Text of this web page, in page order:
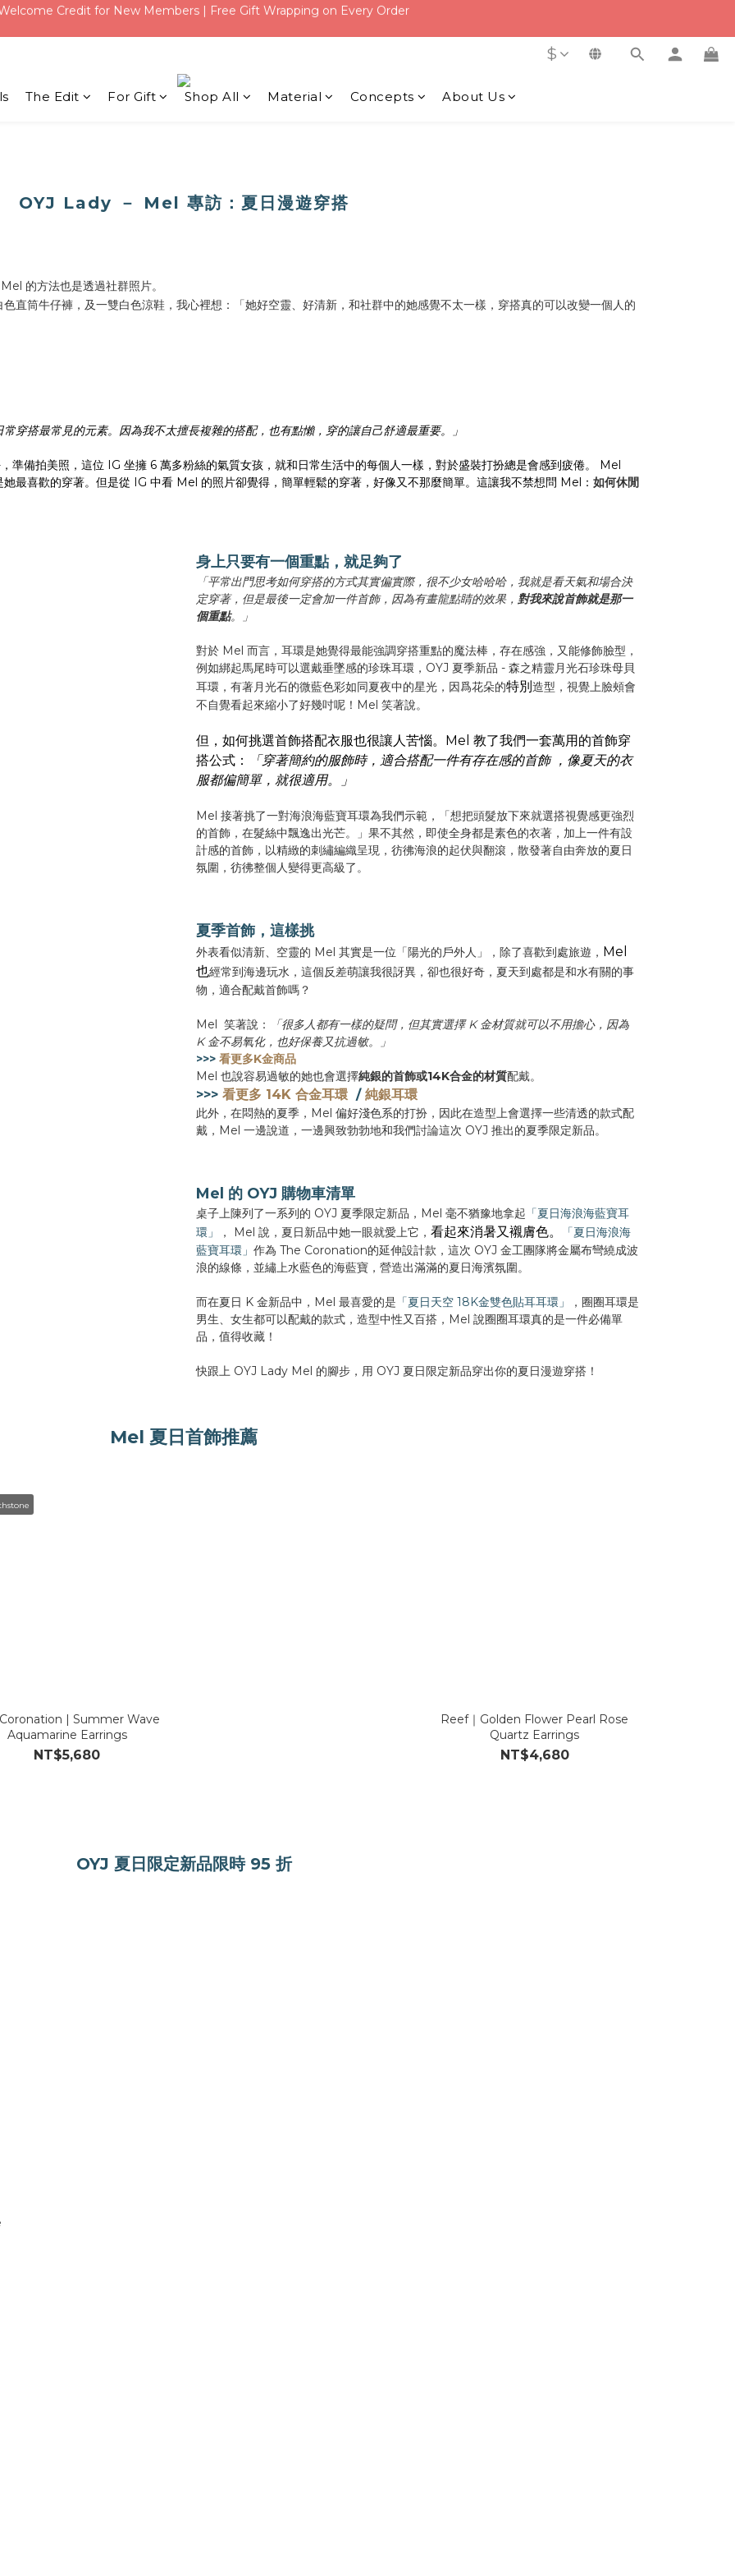
Qixi Festival！Free Silver Earrings over USD 117 | Up to USD 16 Off
Qixi Festival！Free Silver Earrings over USD 117 | Up to USD 16 Off
$
The Edit For Gift Shop All Material Concepts About Us
OYJ Lady － Mel 專訪：夏日漫遊穿搭
的方法也是透過社群照片。
直筒牛仔褲，及一雙白色涼鞋，我心裡想：「她好空靈、好清新，和社群中的她感覺不太一樣，穿搭真的可以改變一個人的
穿搭最常見的元素。因為我不太擅長複雜的搭配，也有點懶，穿的讓自己舒適最重要。」
準備拍美照，這位 IG 坐擁 6 萬多粉絲的氣質女孩，就和日常生活中的每個人一樣，對於盛裝打扮總是會感到疲倦。 Mel
最喜歡的穿著。但是從 IG 中看 Mel 的照片卻覺得，簡單輕鬆的穿著，好像又不那麼簡單。這讓我不禁想問 Mel： 如何休閒
身上只要有一個重點，就足夠了
「平常出門思考如何穿搭的方式其實偏實際，很不少女哈哈哈，我就是看天氣和場合決
定穿著，但是最後一定會加一件首飾，因為有畫龍點睛的效果， 對我來說首飾就是那一
個重點。」
對於 Mel 而言，耳環是她覺得最能強調穿搭重點的魔法棒，存在感強，又能修飾臉型，
例如綁起馬尾時可以選戴垂墜感的珍珠耳環，OYJ 夏季新品 - 森之精靈月光石珍珠母貝
耳環，有著月光石的微藍色彩如同夏夜中的星光，因爲花朵的特別 造型，視覺上臉頰會
不自覺看起來縮小了好幾吋呢！Mel 笑著說。
但，如何挑選首飾搭配衣服也很讓人苦惱。Mel 教了我們一套萬用的首飾穿
搭公式：
「穿著簡約的服飾時，適合搭配一件有存在感的首飾 ，像夏天的衣
服都偏簡單，就很適用。」
Mel 接著挑了一對海浪海藍寶耳環為我們示範，「想把頭髮放下來就選搭視覺感更強烈
的首飾，在髮絲中飄逸出光芒。」果不其然，即使全身都是素色的衣著，加上一件有設
計感的首飾，以精緻的刺繡編織呈現，彷彿海浪的起伏與翻滾，散發著自由奔放的夏日
氛圍，彷彿整個人變得更高級了。
夏季首飾，這樣挑
外表看似清新、空靈的 Mel 其實是一位「陽光的戶外人」，除了喜歡到處旅遊， Mel
也經常到海邊玩水，這個反差萌讓我很訝異，卻也很好奇，夏天到處都是和水有關的事
物，適合配戴首飾嗎？
Mel 笑著說：
「很多人都有一樣的疑問，但其實選擇 K 金材質就可以不用擔心，因為
K 金不易氧化，也好保養又抗過敏。」
>>> 看更多K金商品
Mel 也說容易過敏的她也會選擇純銀的首飾或14K合金的材質配戴。
>>> 看更多 14K 合金耳環 / 純銀耳環
此外，在悶熱的夏季，Mel 偏好淺色系的打扮，因此在造型上會選擇一些清透的款式配
戴，Mel 一邊說道，一邊興致勃勃地和我們討論這次 OYJ 推出的夏季限定新品。
Mel 的 OYJ 購物車清單
桌子上陳列了一系列的 OYJ 夏季限定新品，Mel 毫不猶豫地拿起 「夏日海浪海藍寶耳
環」
， Mel 說，夏日新品中她一眼就愛上它， 看起來消暑又襯膚色。
「夏日海浪海
藍寶耳環」 作為 The Coronation的延伸設計款，這次 OYJ 金工團隊將金屬布彎繞成波
浪的線條，並繡上水藍色的海藍寶，營造出滿滿的夏日海濱氛圍。
而在夏日 K 金新品中，Mel 最喜愛的是 「夏日天空 18K金雙色貼耳耳環」
，圈圈耳環是
男生、女生都可以配戴的款式，造型中性又百搭，Mel 說圈圈耳環真的是一件必備單
品，值得收藏！
快跟上 OYJ Lady Mel 的腳步，用 OYJ 夏日限定新品穿出你的夏日漫遊穿搭！
Mel 夏日首飾推薦
| Summer Wave
Aquamarine Earrings
NT$5,680
Reef｜Golden Flower Pearl Rose
Quartz Earrings
NT$4,680
OYJ 夏日限定新品限時 95 折